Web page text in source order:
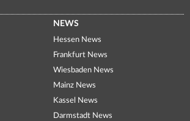
NEWS
Hessen News
Frankfurt News
Wiesbaden News
Mainz News
Kassel News
Darmstadt News